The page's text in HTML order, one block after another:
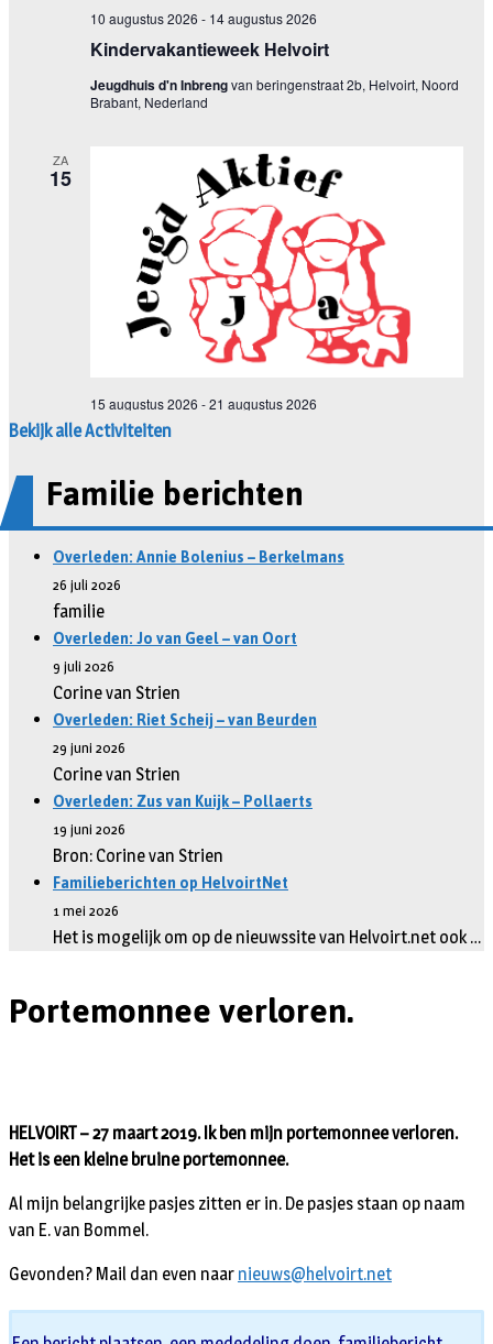
Bekijk alle Activiteiten
Familie berichten
Overleden: Annie Bolenius – Berkelmans
26 juli 2026
familie
Overleden: Jo van Geel – van Oort
9 juli 2026
Corine van Strien
Overleden: Riet Scheij – van Beurden
29 juni 2026
Corine van Strien
Overleden: Zus van Kuijk – Pollaerts
19 juni 2026
Bron: Corine van Strien
Familieberichten op HelvoirtNet
1 mei 2026
Het is mogelijk om op de nieuwssite van Helvoirt.net ook …
Portemonnee verloren.
HELVOIRT – 27 maart 2019. Ik ben mijn portemonnee verloren.
Het is een kleine bruine portemonnee.
Al mijn belangrijke pasjes zitten er in. De pasjes staan op naam
van E. van Bommel.
Gevonden? Mail dan even naar nieuws@helvoirt.net